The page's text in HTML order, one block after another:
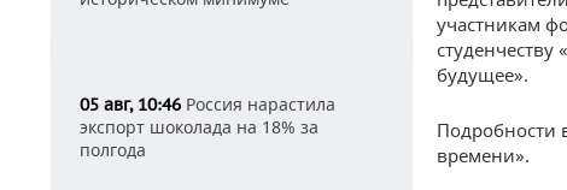
05 авг, 10:46 Россия нарастила
экспорт шоколада на 18% за
полгода
участникам
студенчеству
будущее».
Подробности
времени».